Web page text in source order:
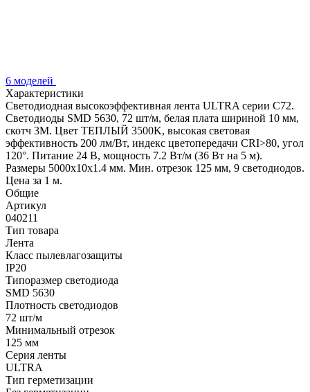
6 моделей
Характеристики
Светодиодная высокоэффективная лента ULTRA серии C72.
Светодиоды SMD 5630, 72 шт/м, белая плата шириной 10 мм,
скотч 3M. Цвет ТЕПЛЫЙ 3500K, высокая световая
эффективность 200 лм/Вт, индекс цветопередачи CRI>80, угол
120°. Питание 24 В, мощность 7.2 Вт/м (36 Вт на 5 м).
Размеры 5000x10x1.4 мм. Мин. отрезок 125 мм, 9 светодиодов.
Цена за 1 м.
Общие
Артикул
040211
Тип товара
Лента
Класс пылевлагозащиты
IP20
Типоразмер светодиода
SMD 5630
Плотность светодиодов
72 шт/м
Минимальный отрезок
125 мм
Серия ленты
ULTRA
Тип герметизации